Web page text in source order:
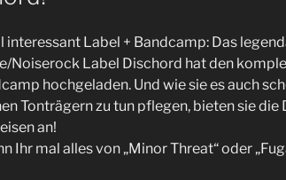
interessant Label + Bandcamp: Das
Noiserock Label Dischord hat den
hochgeladen. Und wie sie es auch
Tonträgern zu tun pflegen, bieten sie
an!
Ihr mal alles von „Minor Threat“ oder